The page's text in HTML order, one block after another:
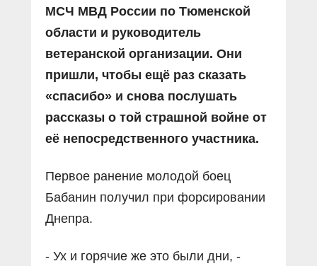
МСЧ МВД России по Тюменской
области и руководитель
ветеранской организации. Они
пришли, чтобы ещё раз сказать
«спасибо» и снова послушать
рассказы о той страшной войне от
её непосредственного участника.
Первое ранение молодой боец
Бабанин получил при форсировании
Днепра.
- Ух и горячие же это были дни, -